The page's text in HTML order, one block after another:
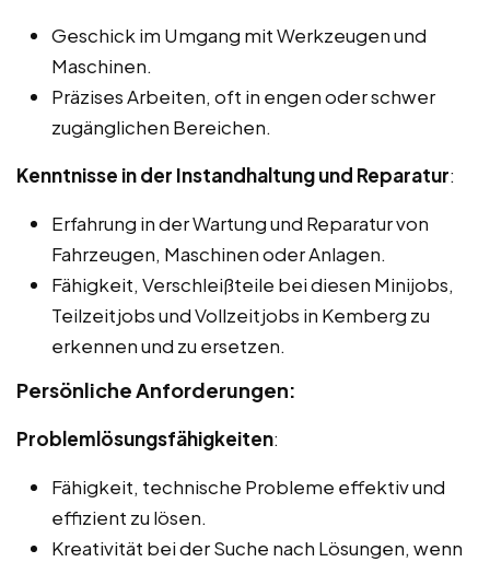
Geschick im Umgang mit Werkzeugen und
Maschinen.
Präzises Arbeiten, oft in engen oder schwer
zugänglichen Bereichen.
Kenntnisse in der Instandhaltung und Reparatur:
Erfahrung in der Wartung und Reparatur von
Fahrzeugen, Maschinen oder Anlagen.
Fähigkeit, Verschleißteile bei diesen Minijobs,
Teilzeitjobs und Vollzeitjobs in Kemberg zu
erkennen und zu ersetzen.
Persönliche Anforderungen:
Problemlösungsfähigkeiten:
Fähigkeit, technische Probleme effektiv und
effizient zu lösen.
Kreativität bei der Suche nach Lösungen, wenn